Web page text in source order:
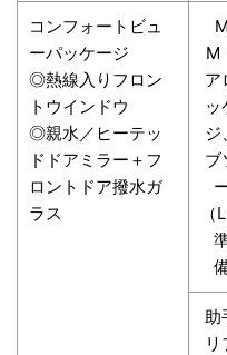
コンフォートビュ
ーパッケージ
◎熱線入りフロン
トウインドウ
◎親水／ヒーテッ
ドドアミラー＋フ
ロントドア撥水ガ
ラス
M
ア
ッ
ジ
ブ
助
リ